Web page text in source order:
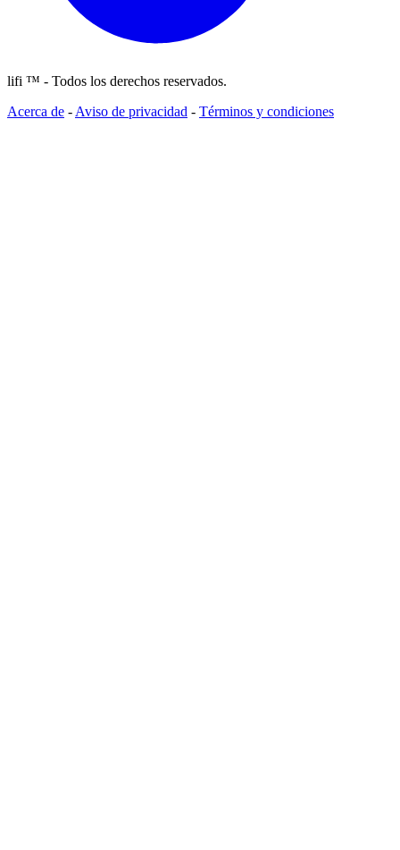
lifi ™ - Todos los derechos reservados.
Acerca de - Aviso de privacidad - Términos y condiciones